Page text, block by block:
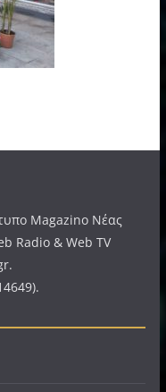
Magazino Νέας
Radio & Web TV